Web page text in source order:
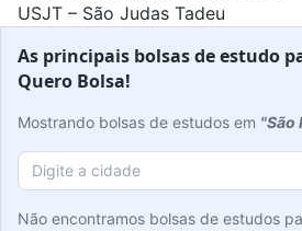
USJT – São Judas Tadeu
As principais bolsas de estudo
Quero Bolsa!
Mostrando bolsas de estudos em "São
Não encontramos bolsas de estudos